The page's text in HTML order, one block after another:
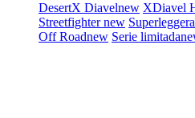
DesertX Diavelnew XDiavel
Streetfighternew Superleggera
Off Roadnew Serie limitada